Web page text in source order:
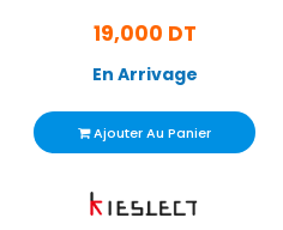
19,000 DT
En Arrivage
Ajouter Au Panier